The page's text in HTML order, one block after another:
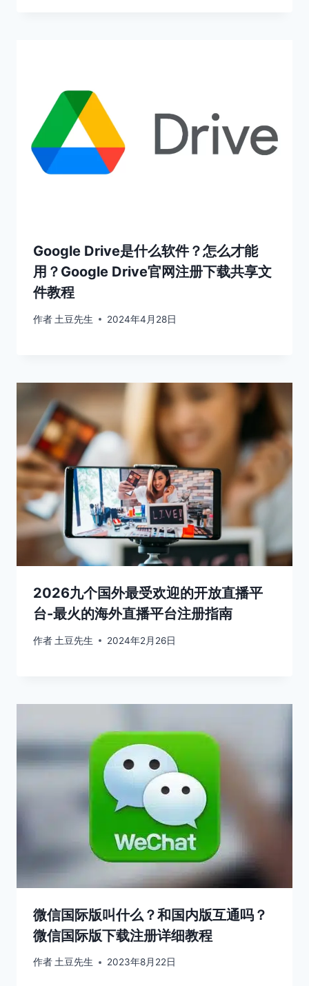
Google Drive是什么软件？怎么才能
用？Google Drive官网注册下载共享文
件教程
作者 土豆先生 2024年4月28日
2026九个国外最受欢迎的开放直播平
台-最火的海外直播平台注册指南
作者 土豆先生 2024年2月26日
微信国际版叫什么？和国内版互通吗？
微信国际版下载注册详细教程
作者土豆先生 2023年8月22日